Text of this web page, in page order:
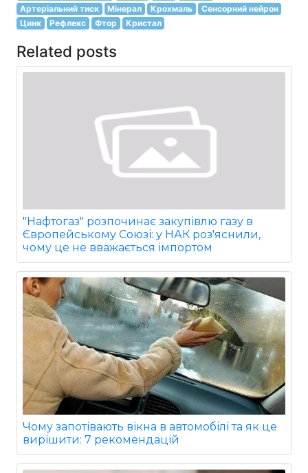
Артеріальний тиск Мінерал Крохмаль
Сенсорний нейрон
Цинк
Рефлекс Фтор Кристал
Related posts
"Нафтогаз" розпочинає закупівлю газу в
Європейському Союзі: у НАК роз'яснили,
чому це не вважається імпортом
Чому запотівають вікна в автомобілі та як це
вирішити: 7 рекомендацій